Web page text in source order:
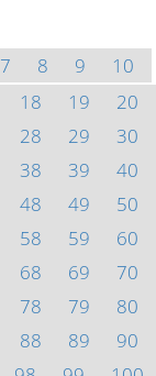
7 8 9
10
18 19
20
28 29
30
38 39
40
48 49
50
58 59
60
68 69
70
78 79
80
88 89
90